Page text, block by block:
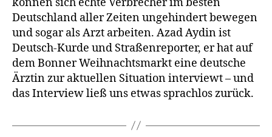
Deutschland aller Zeiten ungehindert bewegen
und sogar als Arzt arbeiten. Azad Aydin ist
Deutsch-Kurde und Straßenreporter, er hat auf
dem Bonner Weihnachtsmarkt eine deutsche
Ärztin zur aktuellen Situation interviewt – und
das Interview ließ uns etwas sprachlos zurück.